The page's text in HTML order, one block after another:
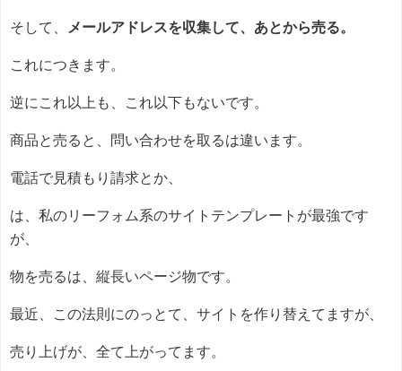
そして、 メールアドレスを収集して、あとから売る。
これにつきます。
逆にこれ以上も、これ以下もないです。
商品と売ると、問い合わせを取るは違います。
電話で見積もり請求とか、
は、私のリーフォム系のサイトテンプレートが最強です
が、
物を売るは、縦長いページ物です。
最近、この法則にのっとて、サイトを作り替えてますが、
売り上げが、全て上がってます。